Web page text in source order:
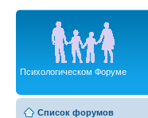
Психологическом Форуме
Список форумов